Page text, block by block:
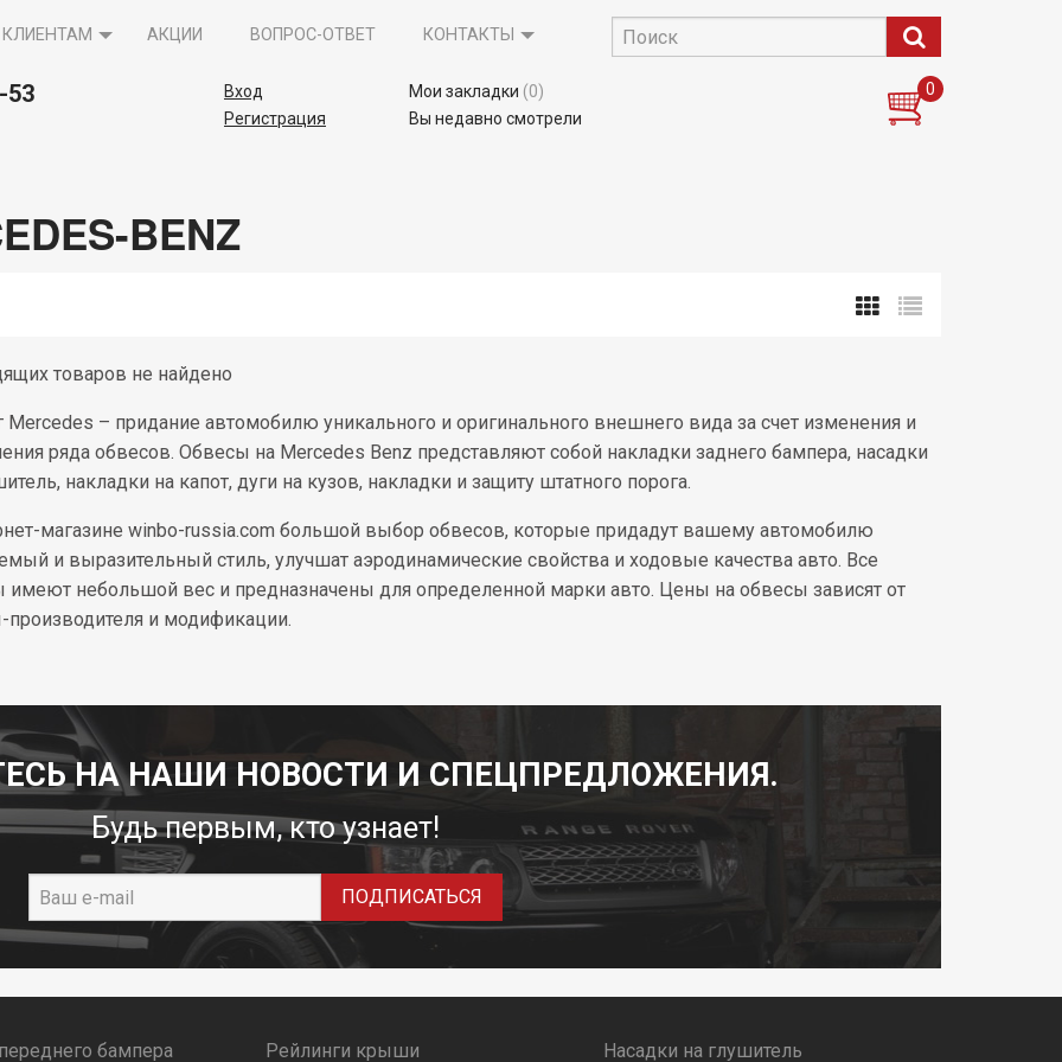
КЛИЕНТАМ АКЦИИ ВОПРОС-ОТВЕТ КОНТАКТЫ
53
Вход
Регистрация
Мои закладки (0)
Вы недавно смотрели
0
BENZ
товаров не найдено
Mercedes – придание автомобилю уникального и оригинального внешнего вида за счет изменения и
ряда обвесов. Обвесы на Mercedes Benz представляют собой накладки заднего бампера, насадки
накладки на капот, дуги на кузов, накладки и защиту штатного порога.
магазине winbo-russia.com большой выбор обвесов, которые придадут вашему автомобилю
и выразительный стиль, улучшат аэродинамические свойства и ходовые качества авто. Все
имеют небольшой вес и предназначены для определенной марки авто. Цены на обвесы зависят от
и модификации.
НА НАШИ НОВОСТИ И СПЕЦПРЕДЛОЖЕНИЯ.
Будь первым, кто узнает!
бампера Рейлинги крыши Насадки на глушитель